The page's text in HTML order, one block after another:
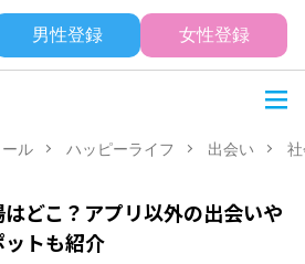
男性登録 女性登録
ル ハッピーライフ 出会い
どこ？アプリ以外の出会いや
ットも紹介